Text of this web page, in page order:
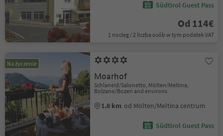
Südtirol Guest Pass
Od 114€
1 nocleg / 2 liczba osób w tym podatek VAT
Na życzenie
Moarhof
Schlaneid/Salonetto, Mölten/Meltina,
Bolzano/Bozen and environs
1.8 km od Mölten/Meltina centrum
Südtirol Guest Pass